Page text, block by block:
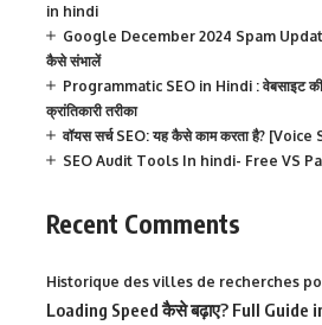
in hindi
Google December 2024 Spam
कैसे संभालें
Programmatic SEO in Hindi : वेबसाइट की
क्रांतिकारी तरीका
वॉयस सर्च SEO: यह कैसे काम करता है?
SEO Audit Tools In hindi- Free VS
Recent Comments
Historique des villes de recherches
Loading Speed कैसे बढ़ाए? Full Guide